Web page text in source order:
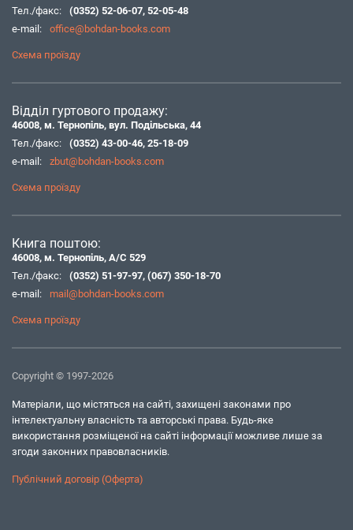
Тел./факс:
(0352) 52-06-07, 52-05-48
e-mail:
office@bohdan-books.com
Схема проїзду
Відділ гуртового продажу:
46008, м. Тернопіль, вул. Подільська, 44
Тел./факс:
(0352) 43-00-46, 25-18-09
e-mail:
zbut@bohdan-books.com
Схема проїзду
Книга поштою:
46008, м. Тернопіль, А/С 529
Тел./факс:
(0352) 51-97-97, (067) 350-18-70
e-mail:
mail@bohdan-books.com
Схема проїзду
Copyright © 1997-2026
Матеріали, що містяться на сайті, захищені законами про
інтелектуальну власність та авторські права. Будь-яке
використання розміщеної на сайті інформації можливе лише за
згоди законних правовласників.
Публічний договір (Оферта)